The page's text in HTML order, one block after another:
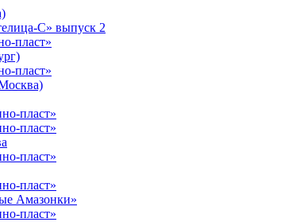
С» выпуск 2
пласт»
пласт»
пласт»
пласт»
пласт»
пласт»
Амазонки»
пласт»